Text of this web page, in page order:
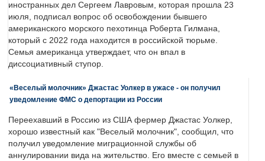
иностранных дел Сергеем Лавровым, которая прошла 23
июля, подписал вопрос об освобождении бывшего
американского морского пехотинца Роберта Гилмана,
который с 2022 года находится в российской тюрьме.
Семья американца утверждает, что он впал в
диссоциативный ступор.
«Веселый молочник» Джастас Уолкер в ужасе - он получил
уведомление ФМС о депортации из России
Переехавший в Россию из США фермер Джастас Уолкер,
хорошо известный как "Веселый молочник", сообщил, что
получил уведомление миграционной службы об
аннулировании вида на жительство. Его вместе с семьей в